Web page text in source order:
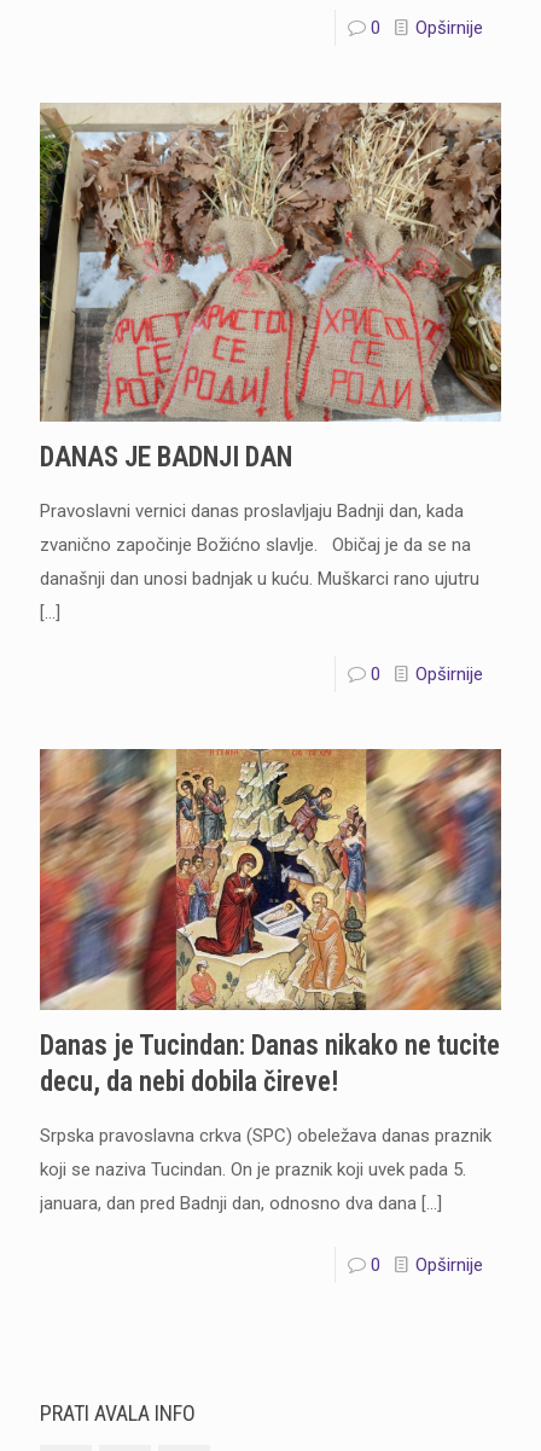
0 Opširnije
DANAS JE BADNJI DAN
Pravoslavni vernici danas proslavljaju Badnji dan, kada
zvanično započinje Božićno slavlje. Običaj je da se na
današnji dan unosi badnjak u kuću. Muškarci rano ujutru
[…]
0 Opširnije
Danas je Tucindan: Danas nikako ne tucite
decu, da nebi dobila čireve!
Srpska pravoslavna crkva (SPC) obeležava danas praznik
koji se naziva Tucindan. On je praznik koji uvek pada 5.
januara, dan pred Badnji dan, odnosno dva dana […]
0 Opširnije
PRATI AVALA INFO